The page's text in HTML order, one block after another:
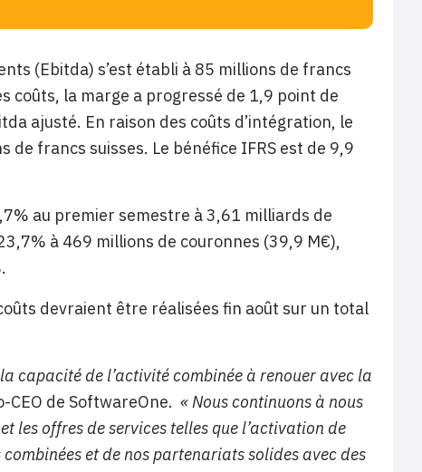
(Ebitda) s’est établi à 85 millions de francs
coûts, la marge a progressé de 1,9 point de
ajusté. En raison des coûts d’intégration, le
francs suisses. Le bénéfice IFRS est de 9,9
au premier semestre à 3,61 milliards de
à 469 millions de couronnes (39,9 M€),
devraient être réalisées fin août sur un total
capacité de l’activité combinée à renouer avec la
de SoftwareOne. « Nous continuons à nous
les offres de services telles que l’activation de
et de nos partenariats solides avec des